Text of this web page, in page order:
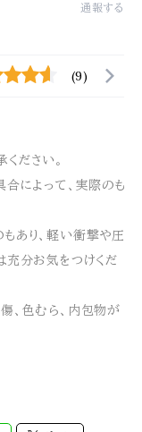
通報する
(9)
ださい。
合によって、実際のも
あり、軽い衝撃や圧
充分お気をつけくだ
、色むら、内包物が